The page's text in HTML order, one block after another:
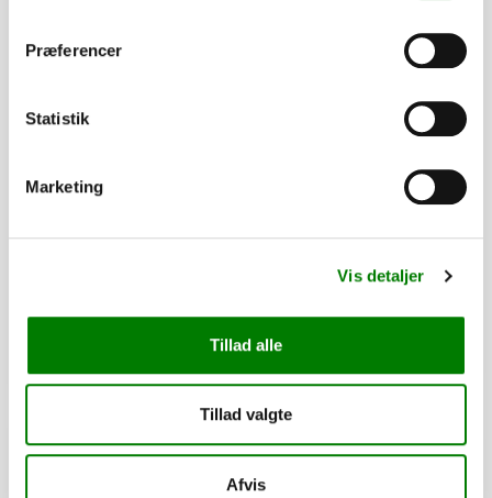
Præferencer
Statistik
Marketing
Vis detaljer
Tillad alle
Tillad valgte
Afvis
Surringsøje 41x26mm, D-ring
8,50kr.